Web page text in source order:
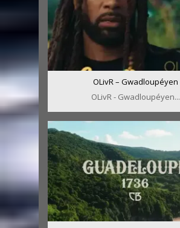
OLivR – Gwadloupéyen
OLivR - Gwadloupéyen...